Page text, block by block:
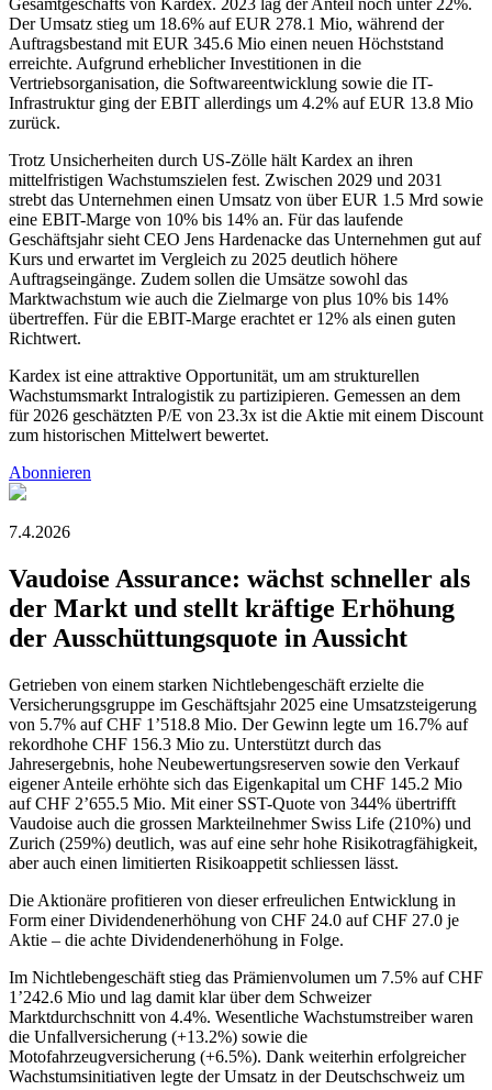
Der Umsatz stieg um 18.6% auf EUR 278.1 Mio, während der
Auftragsbestand mit EUR 345.6 Mio einen neuen Höchststand
erreichte. Aufgrund erheblicher Investitionen in die
Vertriebsorganisation, die Softwareentwicklung sowie die IT-
Infrastruktur ging der EBIT allerdings um 4.2% auf EUR 13.8 Mio
zurück.
Trotz Unsicherheiten durch US-Zölle hält Kardex an ihren
mittelfristigen Wachstumszielen fest. Zwischen 2029 und 2031
strebt das Unternehmen einen Umsatz von über EUR 1.5 Mrd sowie
eine EBIT-Marge von 10% bis 14% an. Für das laufende
Geschäftsjahr sieht CEO Jens Hardenacke das Unternehmen gut auf
Kurs und erwartet im Vergleich zu 2025 deutlich höhere
Auftragseingänge. Zudem sollen die Umsätze sowohl das
Marktwachstum wie auch die Zielmarge von plus 10% bis 14%
übertreffen. Für die EBIT-Marge erachtet er 12% als einen guten
Richtwert.
Kardex ist eine attraktive Opportunität, um am strukturellen
Wachstumsmarkt Intralogistik zu partizipieren. Gemessen an dem
für 2026 geschätzten P/E von 23.3x ist die Aktie mit einem Discount
zum historischen Mittelwert bewertet.
Abonnieren
7.4.2026
Vaudoise Assurance: wächst schneller als
der Markt und stellt kräftige Erhöhung
der Ausschüttungsquote in Aussicht
Getrieben von einem starken Nichtlebengeschäft erzielte die
Versicherungsgruppe im Geschäftsjahr 2025 eine Umsatzsteigerung
von 5.7% auf CHF 1’518.8 Mio. Der Gewinn legte um 16.7% auf
rekordhohe CHF 156.3 Mio zu. Unterstützt durch das
Jahresergebnis, hohe Neubewertungsreserven sowie den Verkauf
eigener Anteile erhöhte sich das Eigenkapital um CHF 145.2 Mio
auf CHF 2’655.5 Mio. Mit einer SST-Quote von 344% übertrifft
Vaudoise auch die grossen Markteilnehmer Swiss Life (210%) und
Zurich (259%) deutlich, was auf eine sehr hohe Risikotragfähigkeit,
aber auch einen limitierten Risikoappetit schliessen lässt.
Die Aktionäre profitieren von dieser erfreulichen Entwicklung in
Form einer Dividendenerhöhung von CHF 24.0 auf CHF 27.0 je
Aktie – die achte Dividendenerhöhung in Folge.
Im Nichtlebengeschäft stieg das Prämienvolumen um 7.5% auf CHF
1’242.6 Mio und lag damit klar über dem Schweizer
Marktdurchschnitt von 4.4%. Wesentliche Wachstumstreiber waren
die Unfallversicherung (+13.2%) sowie die
Motofahrzeugversicherung (+6.5%). Dank weiterhin erfolgreicher
Wachstumsinitiativen legte der Umsatz in der Deutschschweiz um